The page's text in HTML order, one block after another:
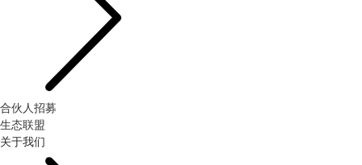
合伙人招募
生态联盟
关于我们